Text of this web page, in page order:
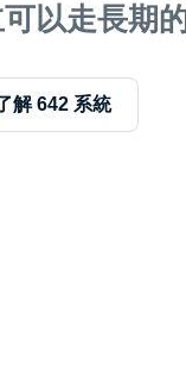
以走長期
解 642 系統